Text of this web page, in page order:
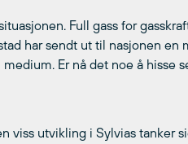
Full gass for
har sendt ut til nasjonen en
Er nå det noe å hisse
viss utvikling i Sylvias tanker